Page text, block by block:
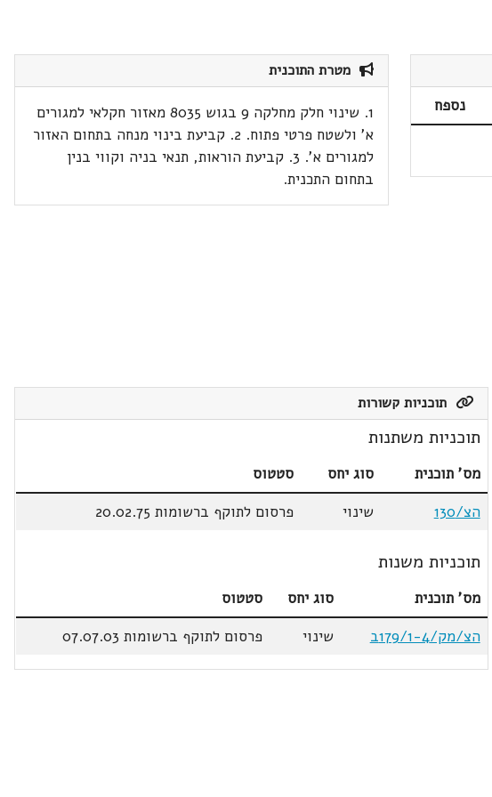
נספח
מטרת התוכנית
1. שינוי חלק מחלקה 9 בגוש 8035 מאזור חקלאי למגורים
א' ולשטח פרטי פתוח. 2. קביעת בינוי מנחה בתחום האזור
למגורים א'. 3. קביעת הוראות, תנאי בניה וקווי בנין
בתחום התכנית.
תוכניות קשורות
תוכניות משתנות
מס' תוכנית סוג יחס
סטטוס
הצ/130
שינוי פרסום לתוקף ברשומות 20.02.75
תוכניות משנות
מס' תוכנית סוג יחס
סטטוס
הצ/מק/179/1-4ב
שינוי פרסום לתוקף ברשומות 07.07.03